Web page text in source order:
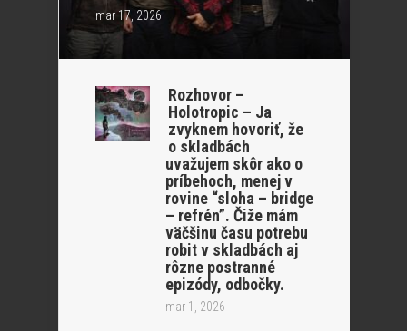
mar 17, 2026
Rozhovor –
Holotropic – Ja
zvyknem hovoriť, že
o skladbách
uvažujem skôr ako o
príbehoch, menej v
rovine “sloha – bridge
– refrén”. Čiže mám
väčšinu času potrebu
robit v skladbách aj
rôzne postranné
epizódy, odbočky.
mar 1, 2026